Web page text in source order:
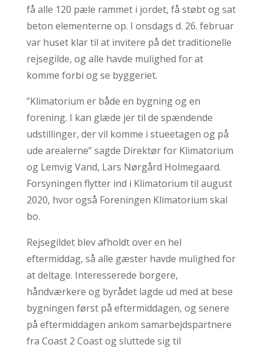
få alle 120 pæle rammet i jordet, få støbt og sat
beton elementerne op. I onsdags d. 26. februar
var huset klar til at invitere på det traditionelle
rejsegilde, og alle havde mulighed for at
komme forbi og se byggeriet.
”Klimatorium er både en bygning og en
forening. I kan glæde jer til de spændende
udstillinger, der vil komme i stueetagen og på
ude arealerne” sagde Direktør for Klimatorium
og Lemvig Vand, Lars Nørgård Holmegaard.
Forsyningen flytter ind i Klimatorium til august
2020, hvor også Foreningen Klimatorium skal
bo.
Rejsegildet blev afholdt over en hel
eftermiddag, så alle gæster havde mulighed for
at deltage. Interesserede borgere,
håndværkere og byrådet lagde ud med at bese
bygningen først på eftermiddagen, og senere
på eftermiddagen ankom samarbejdspartnere
fra Coast 2 Coast og sluttede sig til